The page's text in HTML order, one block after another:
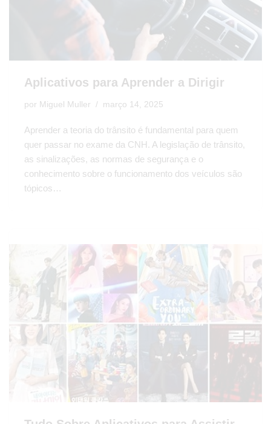
Aplicativos para Aprender a Dirigir
por Miguel Muller março 14, 2025
Aprender a teoria do trânsito é fundamental para quem
quer passar no exame da CNH. A legislação de trânsito,
as sinalizações, as normas de segurança e o
conhecimento sobre o funcionamento dos veículos são
tópicos…